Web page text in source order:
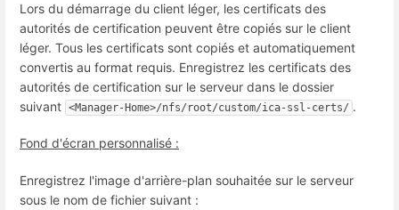
Lors du démarrage du client léger, les certificats des
autorités de certification peuvent être copiés sur le client
léger. Tous les certificats sont copiés et automatiquement
convertis au format requis. Enregistrez les certificats des
autorités de certification sur le serveur dans le dossier
suivant <Manager-Home>/nfs/root/custom/ica-ssl-certs/ .
Fond d'écran personnalisé :
Enregistrez l'image d'arrière-plan souhaitée sur le serveur
sous le nom de fichier suivant :